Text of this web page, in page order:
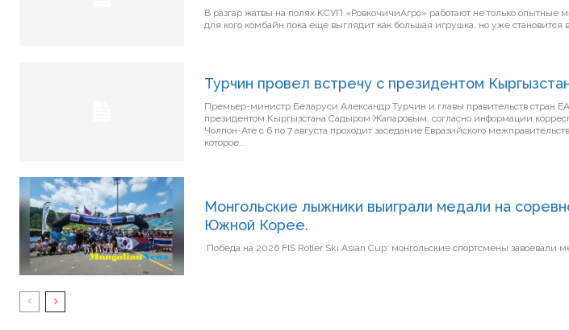
В разгар жатвы на полях КСУП «РовкочичиАгро» работают не только опытные
для кого комбайн пока еще выглядит как большая игрушка, но уже
Турчин провел встречу с президентом
Премьер-министр Беларуси Александр Турчин и главы правительств стран
президентом Кыргызстана Садыром Жапаровым, согласно информации
Чолпон-Ате с 6 по 7 августа проходит заседание Евразийского
которое...
Монгольские лыжники выиграли медали на
Южной Корее.